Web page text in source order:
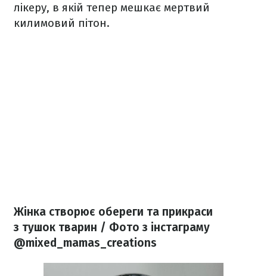
лікеру, в якій тепер мешкає мертвий
килимовий пітон.
Жінка створює обереги та прикраси
з тушок тварин / Фото з інстаграму
@mixed_mamas_creations